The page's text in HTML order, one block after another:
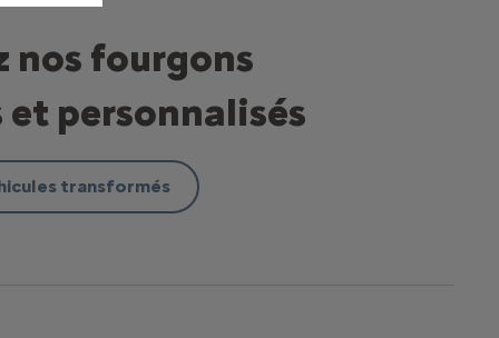
nos fourgons
et personnalisés
transformés